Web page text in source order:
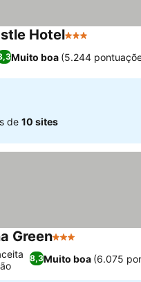
Hotel3 Estrelas
Muito boa (5.244
de 10 sites
Green3 Estrelas
8,3Muito boa (6.075